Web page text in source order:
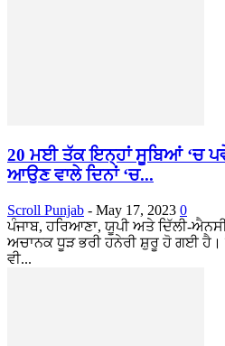
20 ਮਈ ਤੱਕ ਇਨ੍ਹਾਂ ਸੂਬਿਆਂ ‘ਚ
ਆਉਣ ਵਾਲੇ ਦਿਨਾਂ ‘ਚ...
Scroll Punjab - May 17, 2023 0
ਪੰਜਾਬ, ਹਰਿਆਣਾ, ਯੂਪੀ ਅਤੇ ਦਿੱਲੀ-
ਅਚਾਨਕ ਧੂੜ ਭਰੀ ਹਨੇਰੀ ਸ਼ੁਰੂ ਹੋ ਗਈ ਹੈ।
ਵੀ...